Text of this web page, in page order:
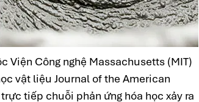
Viện Công nghệ Massachusetts (MIT)
vật liệu Journal of the American
tiếp chuỗi phản ứng hóa học xảy ra